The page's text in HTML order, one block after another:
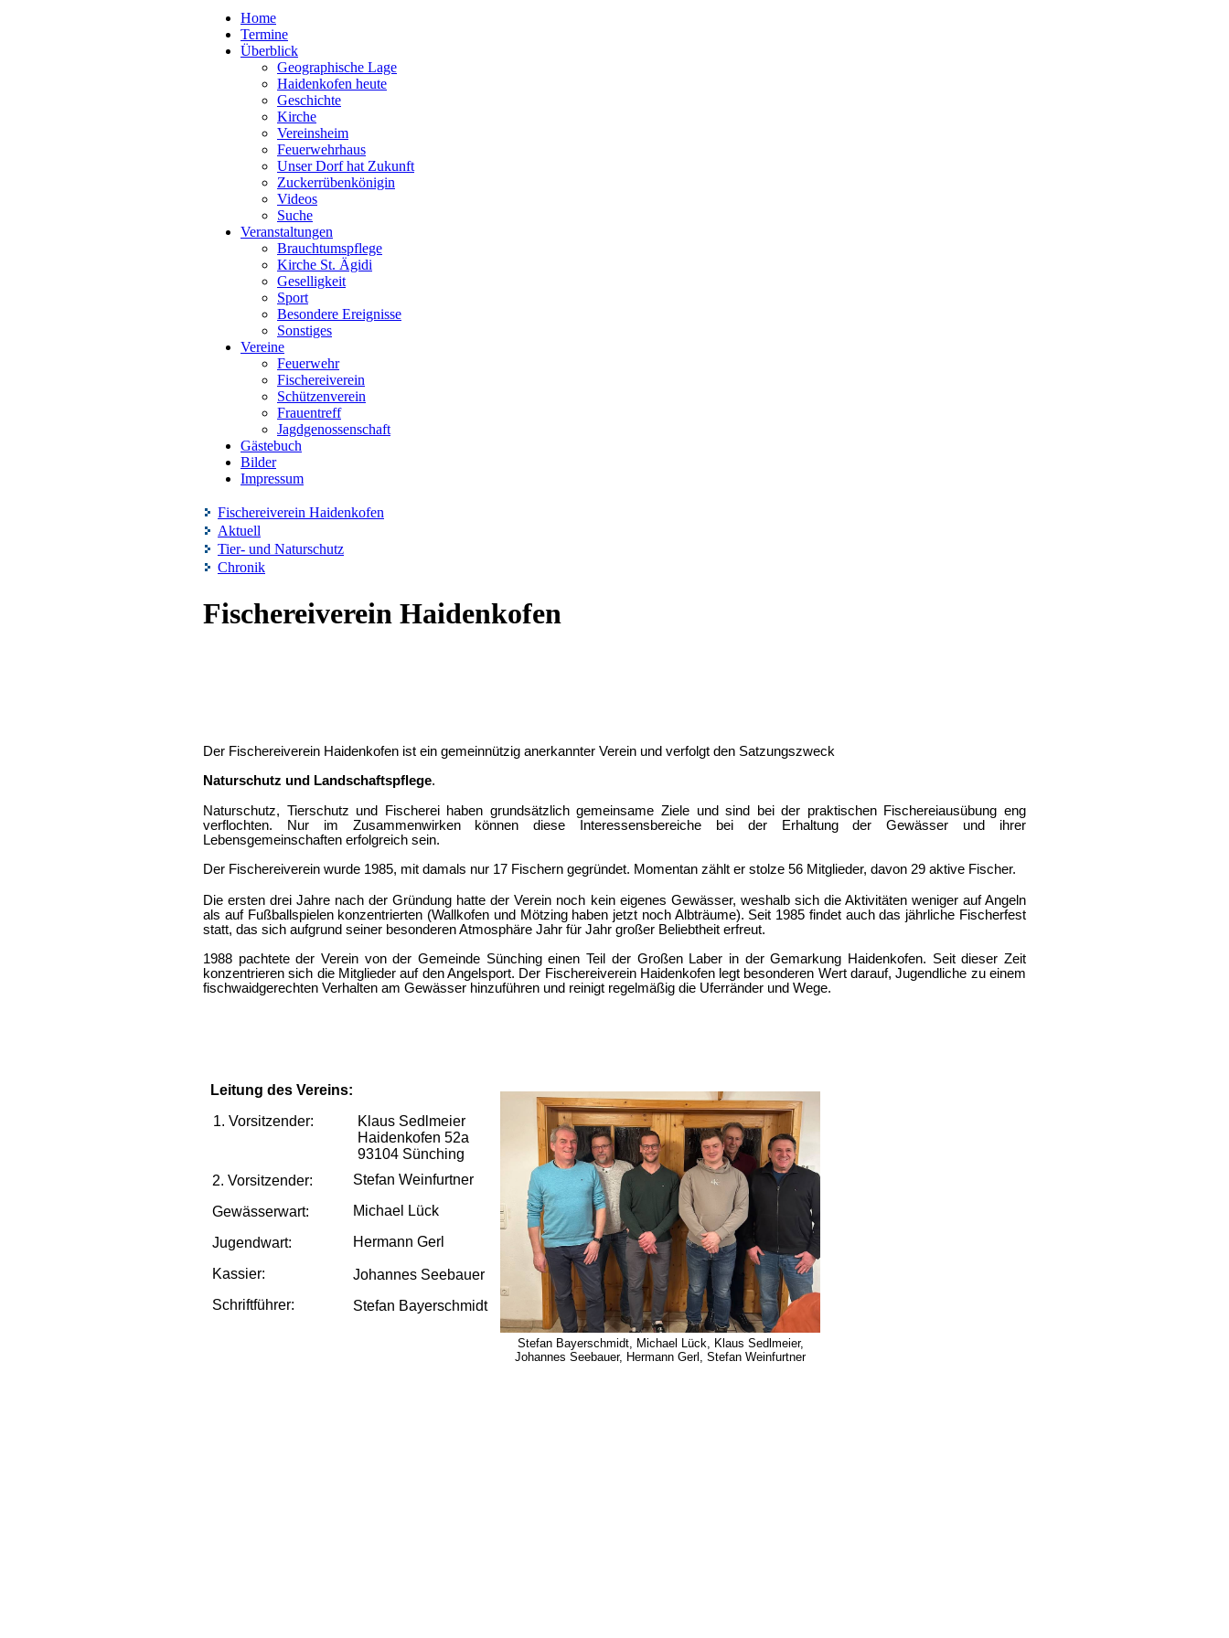
Home
Termine
Überblick
Geographische Lage
Haidenkofen heute
Geschichte
Kirche
Vereinsheim
Feuerwehrhaus
Unser Dorf hat Zukunft
Zuckerrübenkönigin
Videos
Suche
Veranstaltungen
Brauchtumspflege
Kirche St. Ägidi
Geselligkeit
Sport
Besondere Ereignisse
Sonstiges
Vereine
Feuerwehr
Fischereiverein
Schützenverein
Frauentreff
Jagdgenossenschaft
Gästebuch
Bilder
Impressum
Fischereiverein Haidenkofen
Aktuell
Tier- und Naturschutz
Chronik
Fischereiverein Haidenkofen
Der Fischereiverein Haidenkofen ist ein gemeinnützig anerkannter Verein und verfolgt den Satzungszweck
Naturschutz und Landschaftspflege.
Naturschutz, Tierschutz und Fischerei haben grundsätzlich gemeinsame Ziele und sind bei der praktischen Fischereiausübung eng
verflochten. Nur im Zusammenwirken können diese Interessensbereiche bei der Erhaltung der Gewässer und ihrer
Lebensgemeinschaften erfolgreich sein.
Der Fischereiverein wurde 1985, mit damals nur 17 Fischern gegründet. Momentan zählt er stolze 56 Mitglieder, davon 29 aktive Fischer.
Die ersten drei Jahre nach der Gründung hatte der Verein noch kein eigenes Gewässer, weshalb sich die Aktivitäten weniger auf Angeln
als auf Fußballspielen konzentrierten (Wallkofen und Mötzing haben jetzt noch Albträume). Seit 1985 findet auch das jährliche Fischerfest
statt, das sich aufgrund seiner besonderen Atmosphäre Jahr für Jahr großer Beliebtheit erfreut.
1988 pachtete der Verein von der Gemeinde Sünching einen Teil der Großen Laber in der Gemarkung Haidenkofen. Seit dieser Zeit
konzentrieren sich die Mitglieder auf den Angelsport. Der Fischereiverein Haidenkofen legt besonderen Wert darauf, Jugendliche zu einem
fischwaidgerechten Verhalten am Gewässer hinzuführen und reinigt regelmäßig die Uferränder und Wege.
Leitung des Vereins:
1. Vorsitzender:
Klaus Sedlmeier
Haidenkofen 52a
93104 Sünching
2. Vorsitzender:
Gewässerwart:
Jugendwart:
Kassier:
Schriftführer:
Stefan Weinfurtner
Michael Lück
Hermann Gerl
Johannes Seebauer
Stefan Bayerschmidt
Stefan Bayerschmidt, Michael Lück, Klaus Sedlmeier,
Johannes Seebauer, Hermann Gerl, Stefan Weinfurtner